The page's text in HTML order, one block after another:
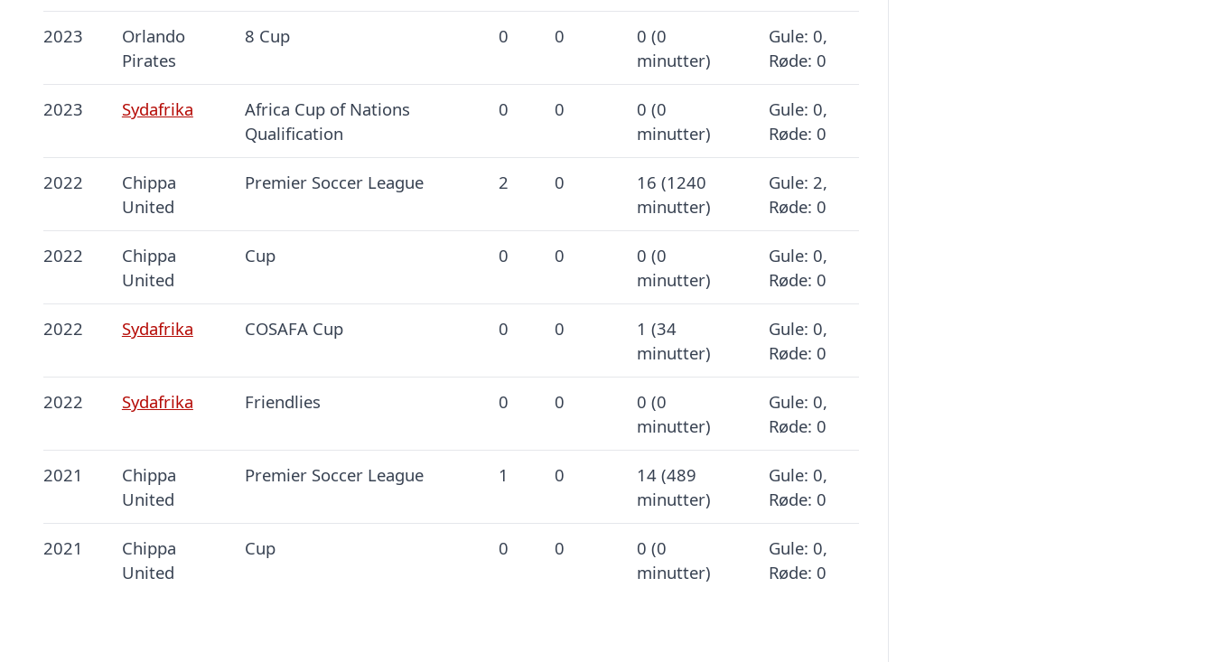
2023
Orlando
Pirates
8 Cup 0 0
0 (0
minutter)
Gule: 0,
Røde: 0
2023 Sydafrika
Africa Cup of Nations
Qualification
0 0
0 (0
minutter)
Gule: 0,
Røde: 0
2022
Chippa
United
Premier Soccer League 2 0
16 (1240
minutter)
Gule: 2,
Røde: 0
2022
Chippa
United
Cup 0 0
0 (0
minutter)
Gule: 0,
Røde: 0
2022 Sydafrika COSAFA Cup 0 0
1 (34
minutter)
Gule: 0,
Røde: 0
2022 Sydafrika Friendlies 0 0
0 (0
minutter)
Gule: 0,
Røde: 0
2021
Chippa
United
Premier Soccer League 1 0
14 (489
minutter)
Gule: 0,
Røde: 0
2021
Chippa
United
Cup 0 0
0 (0
minutter)
Gule: 0,
Røde: 0